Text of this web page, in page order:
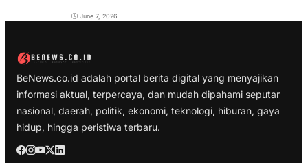
June 7, 2026
BeNews.co.id adalah portal berita digital yang menyajikan
informasi aktual, terpercaya, dan mudah dipahami seputar
nasional, daerah, politik, ekonomi, teknologi, hiburan, gaya
hidup, hingga peristiwa terbaru.